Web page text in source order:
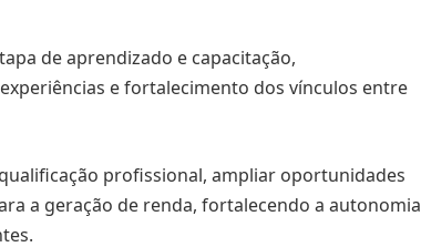
de aprendizado e capacitação,
e fortalecimento dos vínculos entre
profissional, ampliar oportunidades
a geração de renda, fortalecendo a autonomia